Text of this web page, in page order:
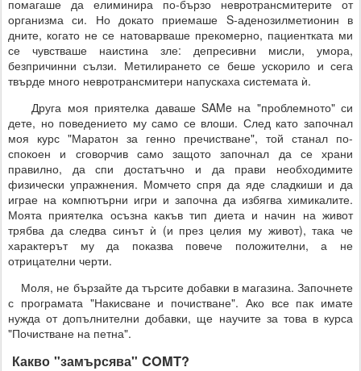
помагаше да елиминира по-бързо невротрансмитерите от
организма си. Но докато приемаше S-аденозилметионин в
дните, когато не се натоварваше прекомерно, пациентката ми
се чувстваше наистина зле: депресивни мисли, умора,
безпричинни сълзи. Метилирането се беше ускорило и сега
твърде много невротрансмитери напускаха системата ѝ.
Друга моя приятелка даваше SAMe на "проблемното" си
дете, но поведението му само се влоши. След като започнал
моя курс "Маратон за генно пречистване", той станал по-
спокоен и сговорчив само защото започнал да се храни
правилно, да спи достатъчно и да прави необходимите
физически упражнения. Момчето спря да яде сладкиши и да
играе на компютърни игри и започна да избягва химикалите.
Моята приятелка осъзна какъв тип диета и начин на живот
трябва да следва синът ѝ (и през целия му живот), така че
характерът му да показва повече положителни, а не
отрицателни черти.
Моля, не бързайте да търсите добавки в магазина. Започнете
с програмата "Накисване и почистване". Ако все пак имате
нужда от допълнителни добавки, ще научите за това в курса
"Почистване на петна".
Какво "замърсява" COMT?